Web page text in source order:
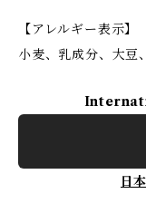
【アレルギー表示】
小麦、乳成分、大豆
日